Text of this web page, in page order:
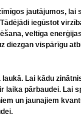
jautājumos, lai
iegūstot
veltīga
diezgan vispārīgu
Lai kādu
laika pārbaudei. Lai
un jaunajiem